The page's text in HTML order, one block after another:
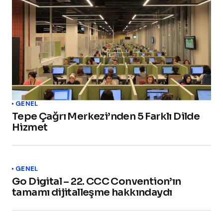
GENEL
Tepe Çağrı Merkezi’nden 5 Farklı Dilde
Hizmet
GENEL
Go Digital – 22. CCC Convention’ın
tamamı dijitalleşme hakkındaydı